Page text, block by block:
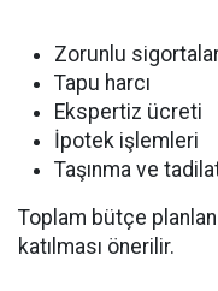
Zorunlu
Tapu harcı
Ekspertiz ücreti
İpotek işlemleri
Taşınma ve
Toplam bütçe
katılması önerilir.